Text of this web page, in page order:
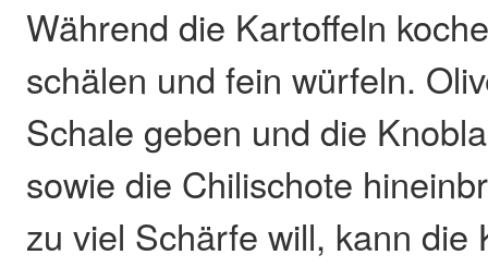
Während die Kartoffeln
schälen und fein würfeln.
Schale geben und die
sowie die Chilischote
zu viel Schärfe will, kann die